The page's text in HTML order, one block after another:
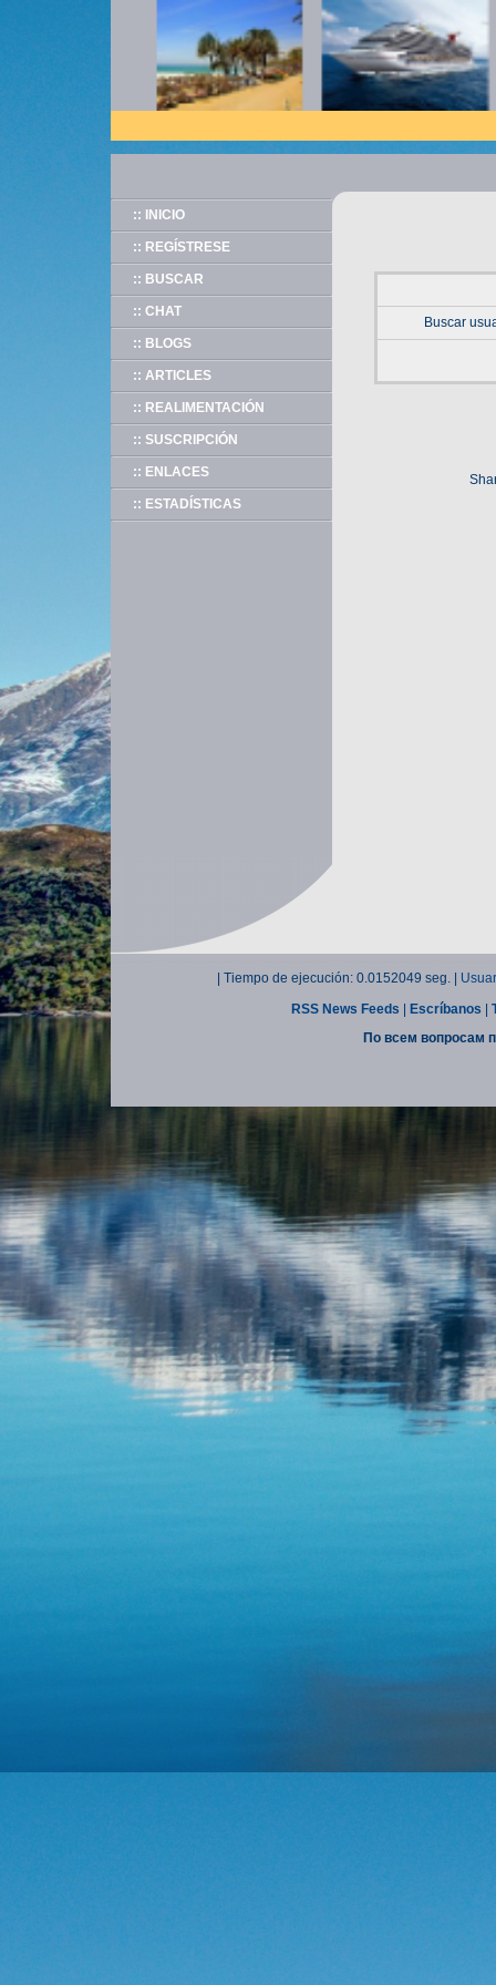
:: INICIO
:: REGÍSTRESE
:: BUSCAR
:: CHAT
:: BLOGS
:: ARTICLES
:: REALIMENTACIÓN
:: SUSCRIPCIÓN
:: ENLACES
:: ESTADÍSTICAS
Buscar
| Tiempo de ejecución: 0.0152049 seg. |
RSS News Feeds
Escríbanos
По всем вопросам